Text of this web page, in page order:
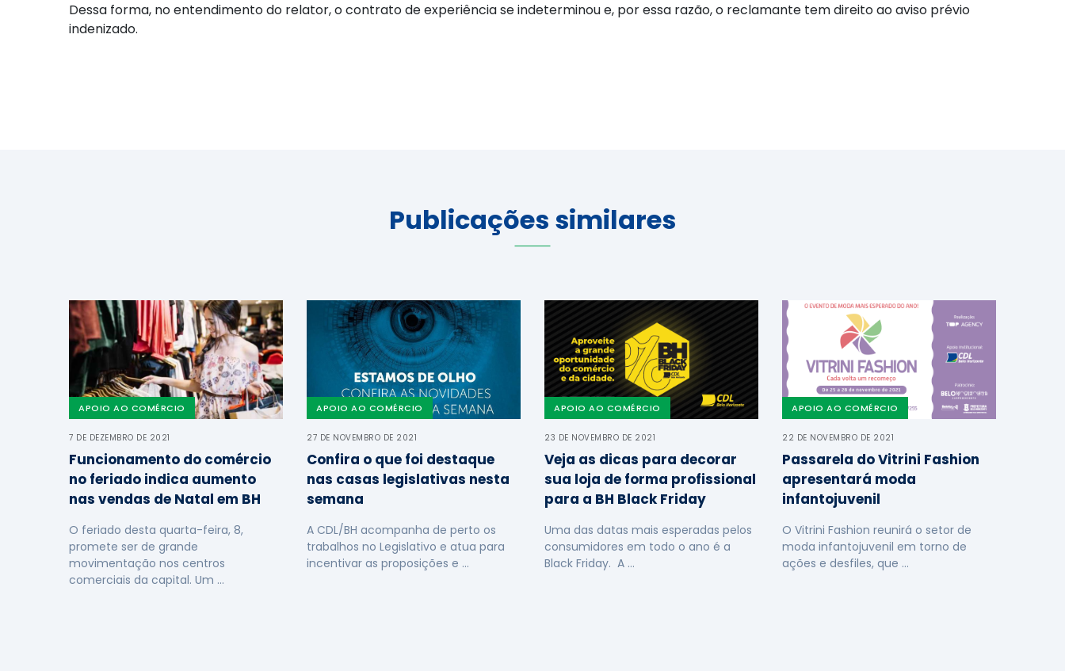
Dessa forma, no entendimento do relator, o contrato de experiência se indeterminou e, por essa razão, o reclamante tem direito ao aviso prévio
indenizado.
Publicações similares
APOIO AO COMÉRCIO
7 DE DEZEMBRO DE 2021
Funcionamento do comércio
no feriado indica aumento
nas vendas de Natal em BH
O feriado desta quarta-feira, 8,
promete ser de grande
movimentação nos centros
comerciais da capital. Um …
APOIO AO COMÉRCIO
27 DE NOVEMBRO DE 2021
Confira o que foi destaque
nas casas legislativas nesta
semana
A CDL/BH acompanha de perto os
trabalhos no Legislativo e atua para
incentivar as proposições e …
APOIO AO COMÉRCIO
23 DE NOVEMBRO DE 2021
Veja as dicas para decorar
sua loja de forma profissional
para a BH Black Friday
Uma das datas mais esperadas pelos
consumidores em todo o ano é a
Black Friday. A …
APOIO AO COMÉRCIO
22 DE NOVEMBRO DE 2021
Passarela do Vitrini Fashion
apresentará moda
infantojuvenil
O Vitrini Fashion reunirá o setor de
moda infantojuvenil em torno de
ações e desfiles, que …